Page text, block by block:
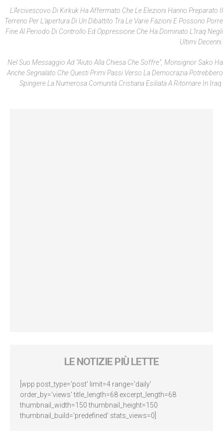
L’Arcivescovo Di Kirkuk Ha Affermato Che Le Elezioni Hanno Preparato Il
Terreno Per L’apertura Di Un Dibattito Tra Le Varie Fazioni E Possono Porre
Fine Al Periodo Di Controllo Ed Oppressione Che Ha Dominato L’Iraq Negli
Ultimi Decenni.
Nel Suo Messaggio Ad “Aiuto Alla Chiesa Che Soffre”, Monsignor Sako Ha
Anche Segnalato Che Questi Primi Passi Verso La Democrazia Potrebbero
Spingere La Numerosa Comunità Cristiana Esiliata A Ritornare In Iraq.
LE NOTIZIE PIÙ LETTE
[wpp post_type='post' limit=4 range='daily'
order_by='views' title_length=68 excerpt_length=68
thumbnail_width=150 thumbnail_height=150
thumbnail_build='predefined' stats_views=0]